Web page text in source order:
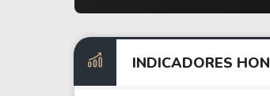
INDICADORES HON